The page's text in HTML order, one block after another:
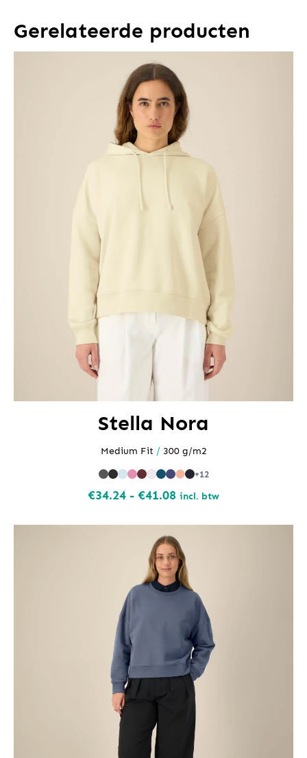
Gerelateerde producten
Stella Nora
Medium Fit / 300 g/m2
+12
€34.24 - €41.08 Prijsklasse:
€41.08
incl. btw